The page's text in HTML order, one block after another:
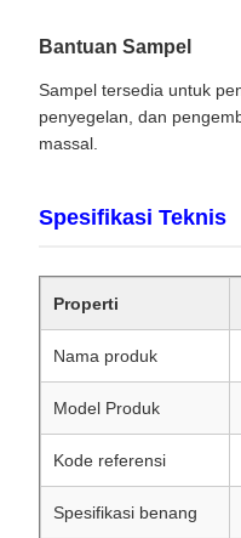
Bantuan Sampel
Sampel tersedia untuk
penyegelan, dan
massal.
Spesifikasi Teknis
Properti
Nama produk
Model Produk
Kode referensi
Spesifikasi benang